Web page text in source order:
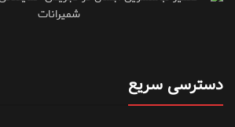
دسترسی سریع